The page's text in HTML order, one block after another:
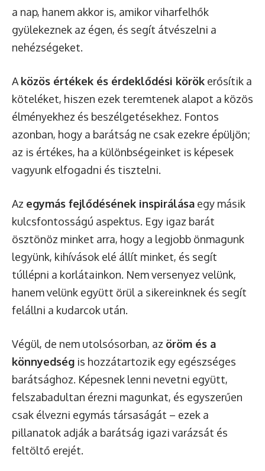
a nap, hanem akkor is, amikor viharfelhők
gyülekeznek az égen, és segít átvészelni a
nehézségeket.
A közös értékek és érdeklődési körök erősítik a
köteléket, hiszen ezek teremtenek alapot a közös
élményekhez és beszélgetésekhez. Fontos
azonban, hogy a barátság ne csak ezekre épüljön;
az is értékes, ha a különbségeinket is képesek
vagyunk elfogadni és tisztelni.
Az egymás fejlődésének inspirálása egy másik
kulcsfontosságú aspektus. Egy igaz barát
ösztönöz minket arra, hogy a legjobb önmagunk
legyünk, kihívások elé állít minket, és segít
túllépni a korlátainkon. Nem versenyez velünk,
hanem velünk együtt örül a sikereinknek és segít
felállni a kudarcok után.
Végül, de nem utolsósorban, az öröm és a
könnyedség is hozzátartozik egy egészséges
barátsághoz. Képesnek lenni nevetni együtt,
felszabadultan érezni magunkat, és egyszerűen
csak élvezni egymás társaságát – ezek a
pillanatok adják a barátság igazi varázsát és
feltöltő erejét.